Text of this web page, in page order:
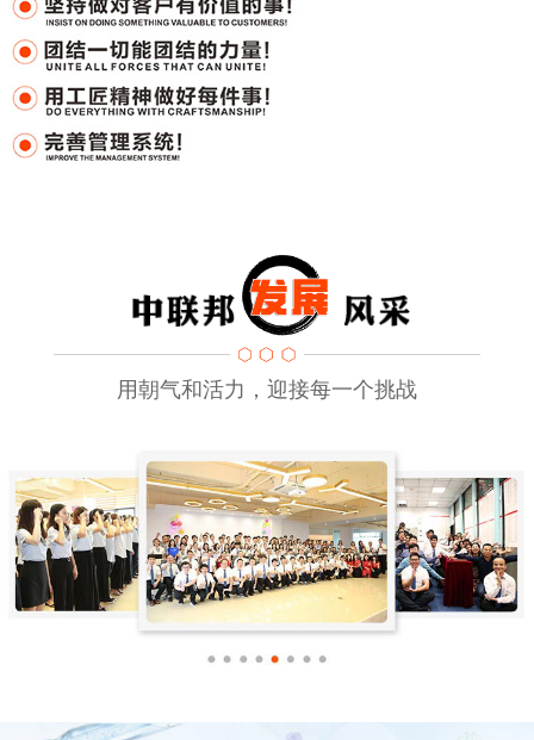
用朝气和活力，迎接每一个挑战